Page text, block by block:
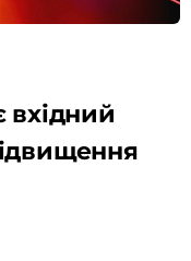
вхідний